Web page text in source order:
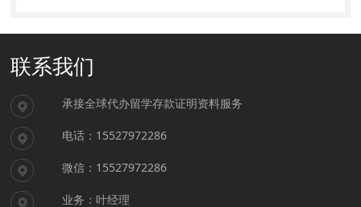
联系我们
承接全球代办留学存款证明资料服务
电话：15527972286
微信：15527972286
业务：叶经理